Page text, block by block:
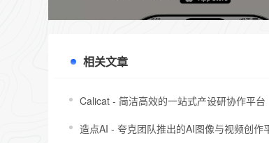
相关文章
Calicat - 简洁高效的一站式产设研协作平台
造点AI - 夸克团队推出的AI图像与视频创作